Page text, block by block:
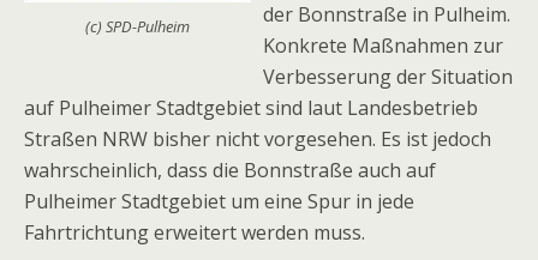
(c) SPD-Pulheim
der Bonnstraße in Pulheim.
Konkrete Maßnahmen zur
Verbesserung der Situation
auf Pulheimer Stadtgebiet sind laut Landesbetrieb
Straßen NRW bisher nicht vorgesehen. Es ist jedoch
wahrscheinlich, dass die Bonnstraße auch auf
Pulheimer Stadtgebiet um eine Spur in jede
Fahrtrichtung erweitert werden muss.